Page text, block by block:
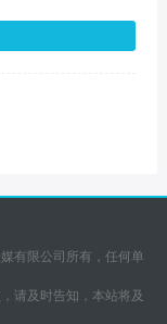
有限公司所有，任何单
请及时告知，本站将及